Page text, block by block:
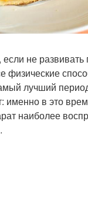
не развивать
физические
лучший
именно в это
наиболее